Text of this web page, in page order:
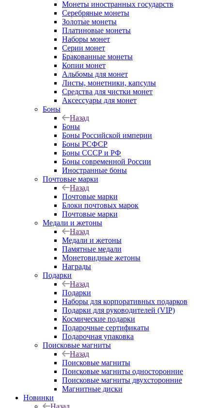
Монеты иностранных государств
Серебряные монеты
Золотые монеты
Платиновые монеты
Наборы монет
Серии монет
Бракованные монеты
Копии монет
Альбомы для монет
Листы, монетники, капсулы
Средства для чистки монет
Аксессуары для монет
Боны
Назад
Боны
Боны Российской империи
Боны РСФСР
Боны СССР и РФ
Боны современной России
Иностранные боны
Почтовые марки
Назад
Почтовые марки
Блоки почтовых марок
Почтовые марки
Медали и жетоны
Назад
Медали и жетоны
Памятные медали
Монетовидные жетоны
Награды
Подарки
Назад
Подарки
Наборы для корпоративных подарков
Подарки для руководителей (VIP)
Космические подарки
Подарочные сертификаты
Подарочная упаковка
Поисковые магниты
Назад
Поисковые магниты
Поисковые магниты односторонние
Поисковые магниты двухсторонние
Магнитные диски
Новинки
Назад